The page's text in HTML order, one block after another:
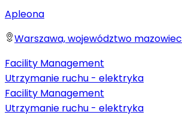
Apleona
Warszawa, województwo
Facility Management
Utrzymanie ruchu - elektryka
Facility Management
Utrzymanie ruchu - elektryka